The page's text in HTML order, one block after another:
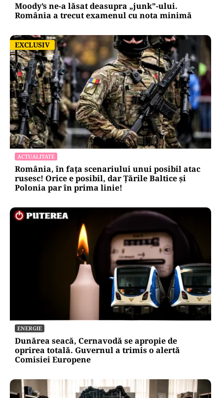
Moody’s ne-a lăsat deasupra „junk”-ului.
România a trecut examenul cu nota minimă
EXCLUSIV
EXCLUSIV
ACTUALITATE
România, în fața scenariului unui posibil atac
rusesc! Orice e posibil, dar Țările Baltice și
Polonia par în prima linie!
ENERGIE
Dunărea seacă, Cernavodă se apropie de
oprirea totală. Guvernul a trimis o alertă
Comisiei Europene